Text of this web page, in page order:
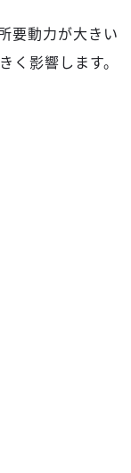
要動力が大きい
影響します。